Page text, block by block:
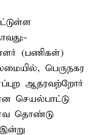
(பணிகள்)
பெருநகர
ஆதரவற்றோர்
செயல்பாட்டு
தொண்டு